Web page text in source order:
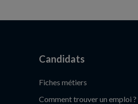
Candidats
Fiches métiers
Comment trouver un emploi ?